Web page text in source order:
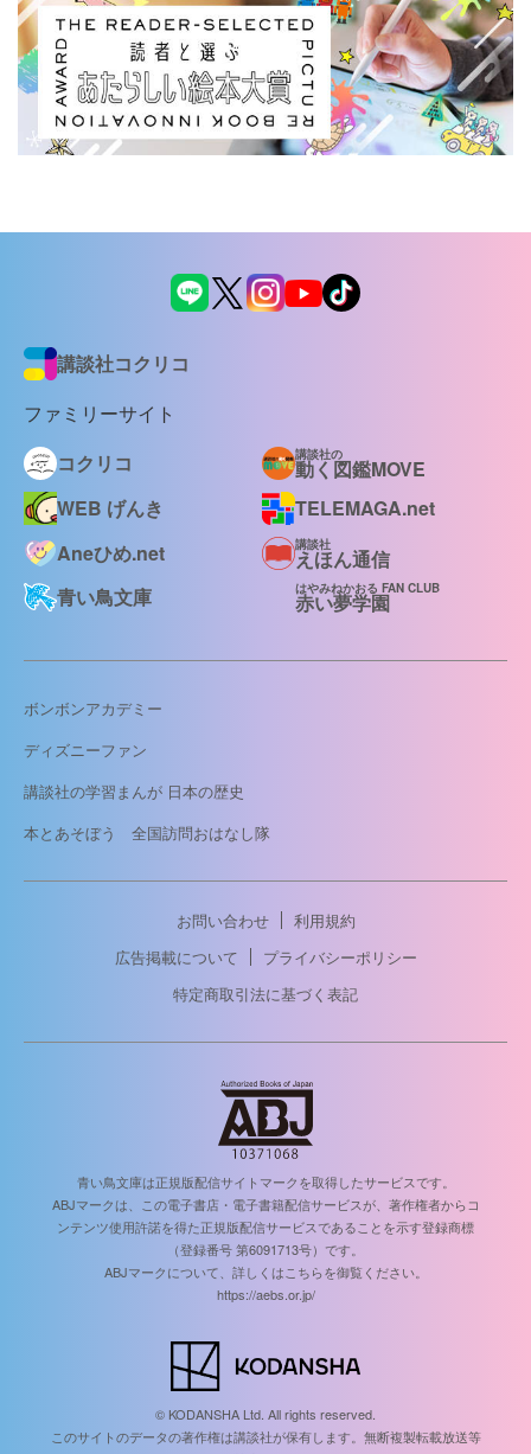
講談社コクリコ
ファミリーサイト
コクリコ
講談社の
動く図鑑MOVE
WEB げんき
TELEMAGA.net
Aneひめ.net
講談社
えほん通信
青い鳥文庫
はやみねかおる FAN CLUB
赤い夢学園
ボンボンアカデミー
ディズニーファン
講談社の学習まんが 日本の歴史
本とあそぼう 全国訪問おはなし隊
お問い合わせ
利用規約
広告掲載について
プライバシーポリシー
特定商取引法に基づく表記
青い鳥文庫は正規版配信サイトマークを取得したサービスです。
ABJマークは、この電子書店・電子書籍配信サービスが、著作権者からコ
ンテンツ使用許諾を得た正規版配信サービスであることを示す登録商標
（登録番号 第6091713号）です。
ABJマークについて、詳しくはこちらを御覧ください。
https://aebs.or.jp/
© KODANSHA Ltd. All rights reserved.
このサイトのデータの著作権は講談社が保有します。無断複製転載放送等